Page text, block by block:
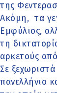
της
Ακόμη, τα
Εμφύλιος,
τη
αρκετούς
Σε
πανελλήνιο